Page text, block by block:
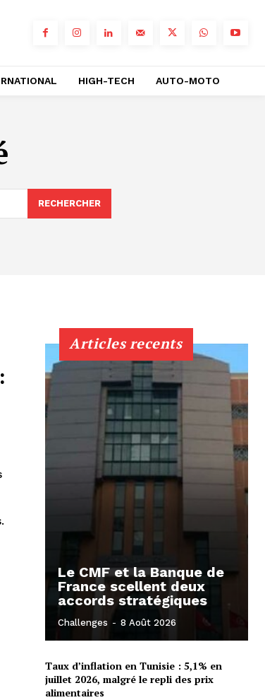
HIGH-TECH AUTO-MOTO
RECHERCHER
Articles recents
Le CMF et la Banque de
France scellent deux
accords stratégiques
Challenges - 8 Août 2026
Taux d’inflation en Tunisie : 5,1% en
juillet 2026, malgré le repli des prix
alimentaires